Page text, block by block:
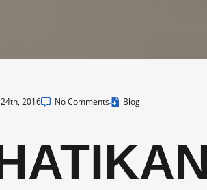
2016 No Comments Blog